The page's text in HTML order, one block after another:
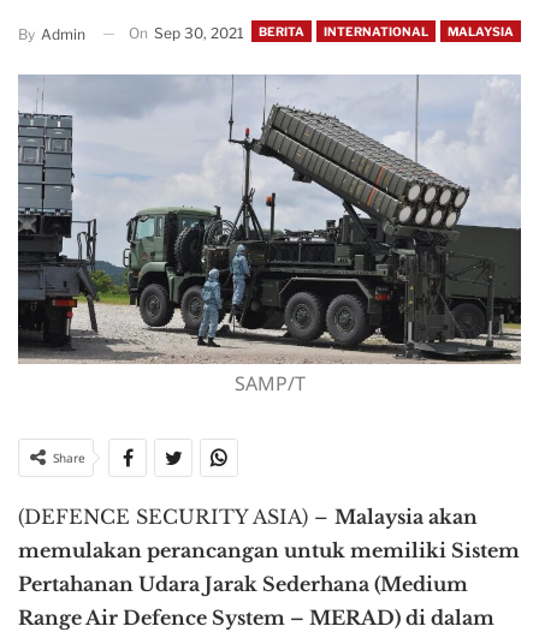
BERITA INTERNATIONAL MALAYSIA
By Admin On Sep 30, 2021
SAMP/T
Share
(DEFENCE SECURITY ASIA) – Malaysia akan
memulakan perancangan untuk memiliki Sistem
Pertahanan Udara Jarak Sederhana (Medium
Range Air Defence System – MERAD) di dalam